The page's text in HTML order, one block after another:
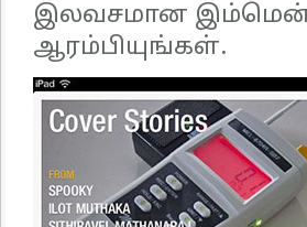
இலவசமான
ஆரம்பியுங்கள்.